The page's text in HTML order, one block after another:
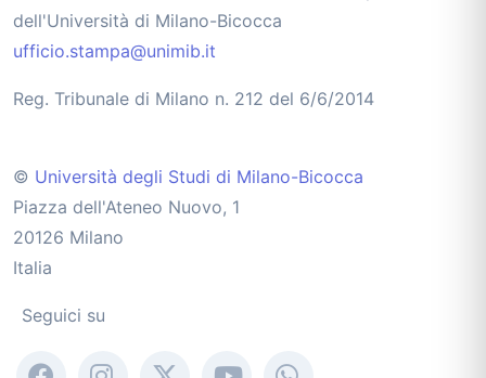
dell'Università di Milano-Bicocca
ufficio.stampa@unimib.it
Reg. Tribunale di Milano n. 212 del 6/6/2014
© Università degli Studi di Milano-Bicocca
Piazza dell'Ateneo Nuovo, 1
20126 Milano
Italia
Seguici su